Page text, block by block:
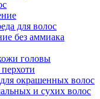
для волос
без аммиака
головы
окрашенных волос
и сухих волос